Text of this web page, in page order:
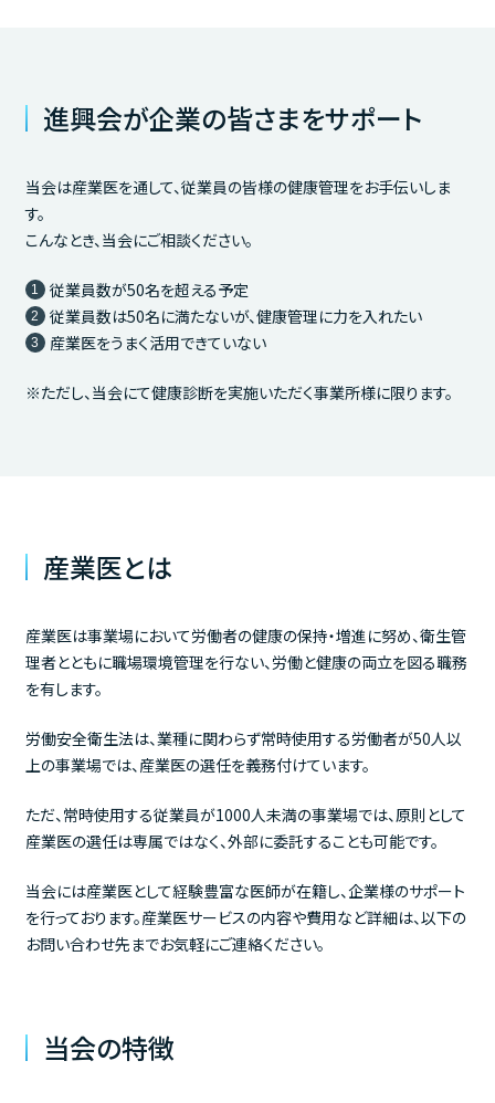
進興会が企業の皆さまをサポート
当会は産業医を通して、従業員の皆様の健康管理をお手伝いしま
す。
こんなとき、当会にご相談ください。
従業員数が50名を超える予定
従業員数は50名に満たないが、健康管理に力を入れたい
産業医をうまく活用できていない
※ただし、当会にて健康診断を実施いただく事業所様に限ります。
産業医とは
産業医は事業場において労働者の健康の保持・増進に努め、衛生管
理者とともに職場環境管理を行ない、労働と健康の両立を図る職務
を有します。
労働安全衛生法は、業種に関わらず常時使用する労働者が50人以
上の事業場では、産業医の選任を義務付けています。
ただ、常時使用する従業員が1000人未満の事業場では、原則として
産業医の選任は専属ではなく、外部に委託することも可能です。
当会には産業医として経験豊富な医師が在籍し、企業様のサポート
を行っております。産業医サービスの内容や費用など詳細は、以下の
お問い合わせ先までお気軽にご連絡ください。
当会の特徴